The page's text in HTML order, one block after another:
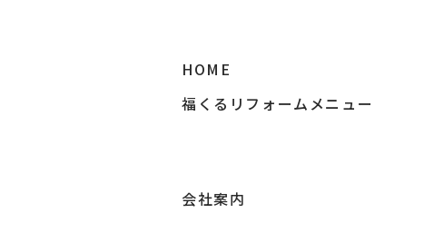
HOME
福くるリフォームメニュー
会社案内